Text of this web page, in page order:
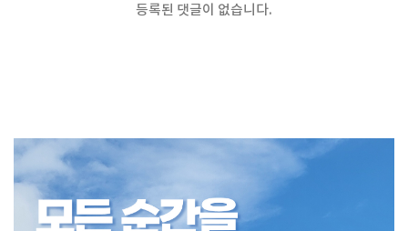
등록된 댓글이 없습니다.